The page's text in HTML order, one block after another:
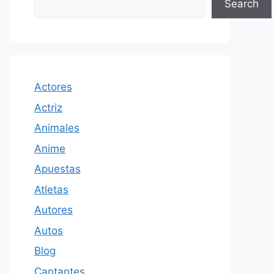
Search
Actores
Actriz
Animales
Anime
Apuestas
Atletas
Autores
Autos
Blog
Cantantes